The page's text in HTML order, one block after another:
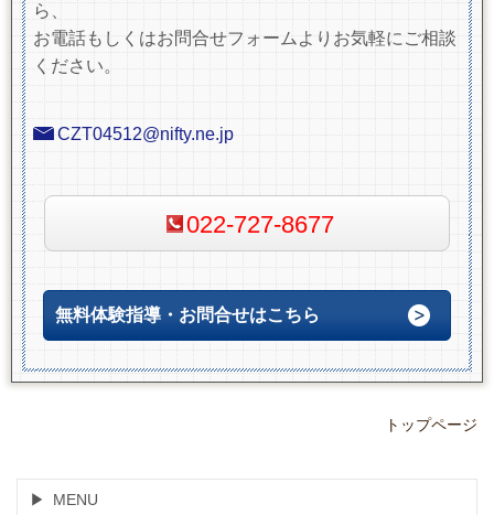
ら、
お電話もしくはお問合せフォームよりお気軽にご相談
ください。
CZT04512@nifty.ne.jp
022-727-8677
無料体験指導・お問合せはこちら
トップページ
MENU